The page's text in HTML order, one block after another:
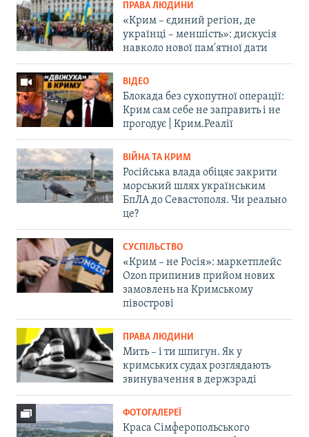
ПРАВА ЛЮДИНИ
«Крим – єдиний регіон, де
українці – меншість»: дискусія
навколо нової пам'ятної дати
ВІДЕО
Блокада без сухопутної операції:
Крим сам себе не заправить і не
прогодує | Крим.Реалії
ВІЙНА ТА КРИМ
Російська влада обіцяє закрити
морський шлях українським
БпЛА до Севастополя. Чи реально
це?
СУСПІЛЬСТВО
«Крим – не Росія»: маркетплейс
Ozon припинив прийом нових
замовлень на Кримському
півострові
ПРАВА ЛЮДИНИ
Мить – і ти шпигун. Як у
кримських судах розглядають
звинувачення в держзраді
ФОТОГАЛЕРЕЇ
Краса Сімферопольського